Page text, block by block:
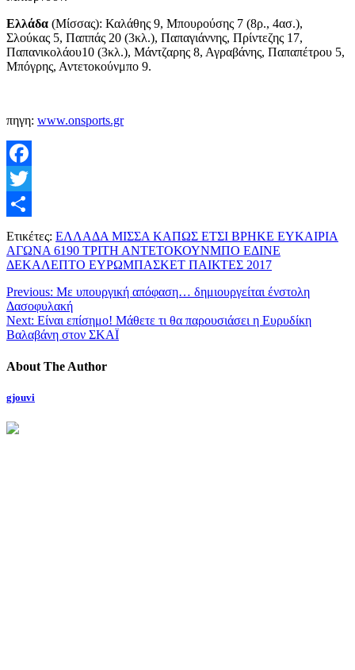
Ελλάδα (Μίσσας): Καλάθης 9, Μπουρούσης 7 (8ρ., 4ασ.),
Σλούκας 5, Παππάς 20 (3κλ.), Παπαγιάννης, Πρίντεζης 17,
Παπανικολάου10 (3κλ.), Μάντζαρης 8, Αγραβάνης, Παπαπέτρου 5,
Μπόγρης, Αντετοκούνμπο 9.
πηγη: www.onsports.gr
Facebook
Twitter
Μοιραστείτε
Ετικέτες: ΕΛΛΑΔΑ ΜΙΣΣΑ ΚΑΠΩΣ ΕΤΣΙ ΒΡΗΚΕ ΕΥΚΑΙΡΙΑ
ΑΓΩΝΑ 6190 ΤΡΙΤΗ ΑΝΤΕΤΟΚΟΥΝΜΠΟ ΕΔΙΝΕ
ΔΕΚΑΛΕΠΤΟ ΕΥΡΩΜΠΑΣΚΕΤ ΠΑΙΚΤΕΣ 2017
Previous: Με υπουργική απόφαση… δημιουργείται ένστολη
Δασοφυλακή
Next: Είναι επίσημο! Μάθετε τι θα παρουσιάσει η Ευρυδίκη
Βαλαβάνη στον ΣΚΑΪ
About The Author
gjouvi